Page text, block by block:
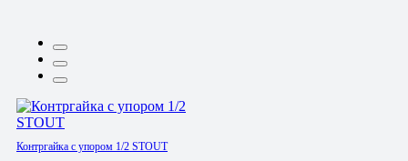
Контргайка с упором 1/2 STOUT